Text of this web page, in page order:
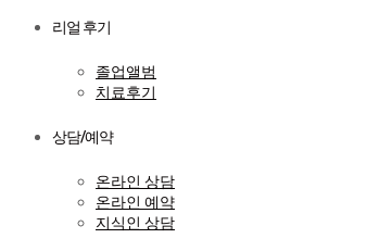
리얼 후기
졸업앨범
치료후기
상담/예약
온라인 상담
온라인 예약
지식인 상담